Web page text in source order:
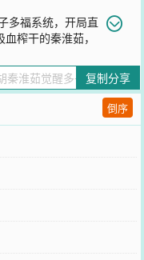
多福系统，开局直
榨干的秦淮茹，
连生下龙凤胎，触发系统
止秦淮茹！温柔知性的冉
方的于海棠，放弃许大茂
身家投奔他。一个个性格
度一生。全院禽兽傻眼
自闭，许大茂使坏反被
就变强，从临时工一路
在怀，把这个禽兽遍地
福
复制分享
倒序